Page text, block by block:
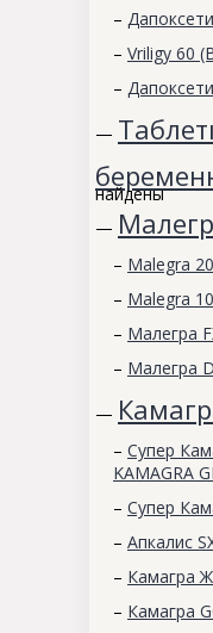
–
– Vriligy 60
–
—
найдены
—
– Malegra
– Malegra
– Малегра
– Малегра
—
– Супер
KAMAGRA
– Супер
– Апкалис
– Камагра
– Камагра